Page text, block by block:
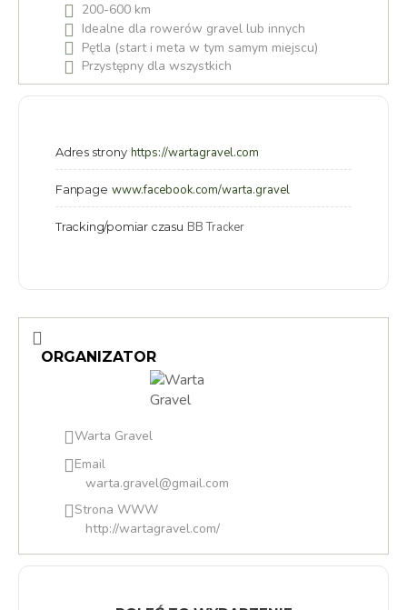
200-600 km
Idealne dla rowerów gravel lub innych
Pętla (start i meta w tym samym miejscu)
Przystępny dla wszystkich
Adres strony https://wartagravel.com
Fanpage www.facebook.com/warta.gravel
Tracking/pomiar czasu BB Tracker
ORGANIZATOR
Warta Gravel
Email
warta.gravel@gmail.com
Strona WWW
http://wartagravel.com/